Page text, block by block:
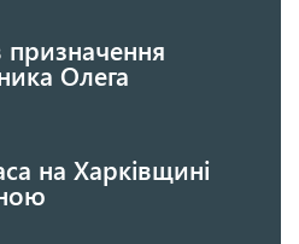
призначення
Олега
на Харківщині